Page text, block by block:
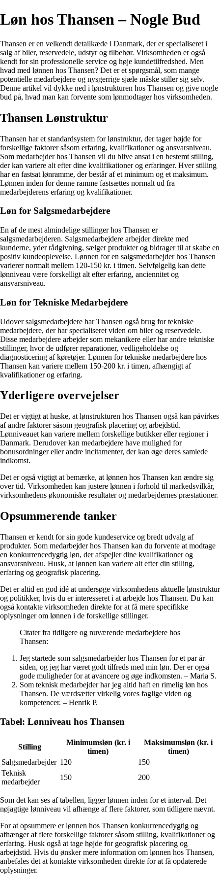
Løn hos Thansen – Nogle Bud
Thansen er en velkendt detailkæde i Danmark, der er specialiseret i
salg af biler, reservedele, udstyr og tilbehør. Virksomheden er også
kendt for sin professionelle service og høje kundetilfredshed. Men
hvad med lønnen hos Thansen? Det er et spørgsmål, som mange
potentielle medarbejdere og nysgerrige sjæle måske stiller sig selv.
Denne artikel vil dykke ned i lønstrukturen hos Thansen og give nogle
bud på, hvad man kan forvente som lønmodtager hos virksomheden.
Thansen Lønstruktur
Thansen har et standardsystem for lønstruktur, der tager højde for
forskellige faktorer såsom erfaring, kvalifikationer og ansvarsniveau.
Som medarbejder hos Thansen vil du blive ansat i en bestemt stilling,
der kan variere alt efter dine kvalifikationer og erfaringer. Hver stilling
har en fastsat lønramme, der består af et minimum og et maksimum.
Lønnen inden for denne ramme fastsættes normalt ud fra
medarbejderens erfaring og kvalifikationer.
Løn for Salgsmedarbejdere
En af de mest almindelige stillinger hos Thansen er
salgsmedarbejderen. Salgsmedarbejdere arbejder direkte med
kunderne, yder rådgivning, sælger produkter og bidrager til at skabe en
positiv kundeoplevelse. Lønnen for en salgsmedarbejder hos Thansen
varierer normalt mellem 120-150 kr. i timen. Selvfølgelig kan dette
lønniveau være forskelligt alt efter erfaring, anciennitet og
ansvarsniveau.
Løn for Tekniske Medarbejdere
Udover salgsmedarbejdere har Thansen også brug for tekniske
medarbejdere, der har specialiseret viden om biler og reservedele.
Disse medarbejdere arbejder som mekanikere eller har andre tekniske
stillinger, hvor de udfører reparationer, vedligeholdelse og
diagnosticering af køretøjer. Lønnen for tekniske medarbejdere hos
Thansen kan variere mellem 150-200 kr. i timen, afhængigt af
kvalifikationer og erfaring.
Yderligere overvejelser
Det er vigtigt at huske, at lønstrukturen hos Thansen også kan påvirkes
af andre faktorer såsom geografisk placering og arbejdstid.
Lønniveauet kan variere mellem forskellige butikker eller regioner i
Danmark. Derudover kan medarbejdere have mulighed for
bonusordninger eller andre incitamenter, der kan øge deres samlede
indkomst.
Det er også vigtigt at bemærke, at lønnen hos Thansen kan ændre sig
over tid. Virksomheden kan justere lønnen i forhold til markedsvilkår,
virksomhedens økonomiske resultater og medarbejdernes præstationer.
Opsummerende tanker
Thansen er kendt for sin gode kundeservice og bredt udvalg af
produkter. Som medarbejder hos Thansen kan du forvente at modtage
en konkurrencedygtig løn, der afspejler dine kvalifikationer og
ansvarsniveau. Husk, at lønnen kan variere alt efter din stilling,
erfaring og geografisk placering.
Det er altid en god idé at undersøge virksomhedens aktuelle lønstruktur
og politikker, hvis du er interesseret i at arbejde hos Thansen. Du kan
også kontakte virksomheden direkte for at få mere specifikke
oplysninger om lønnen i de forskellige stillinger.
Citater fra tidligere og nuværende medarbejdere hos
Thansen:
Jeg startede som salgsmedarbejder hos Thansen for et par år
siden, og jeg har været godt tilfreds med min løn. Der er også
gode muligheder for at avancere og øge indkomsten. – Maria S.
Som teknisk medarbejder har jeg altid haft en rimelig løn hos
Thansen. De værdsætter virkelig vores faglige viden og
kompetencer. – Henrik P.
Tabel: Lønniveau hos Thansen
Stilling
Minimumsløn (kr. i
timen)
Maksimumsløn (kr. i
timen)
Salgsmedarbejder 120
150
Teknisk
medarbejder
150 200
Som det kan ses af tabellen, ligger lønnen inden for et interval. Det
nøjagtige lønniveau vil afhænge af flere faktorer, som tidligere nævnt.
For at opsummere er lønnen hos Thansen konkurrencedygtig og
afhænger af flere forskellige faktorer såsom stilling, kvalifikationer og
erfaring. Husk også at tage højde for geografisk placering og
arbejdstid. Hvis du ønsker mere information om lønnen hos Thansen,
anbefales det at kontakte virksomheden direkte for at få opdaterede
oplysninger.